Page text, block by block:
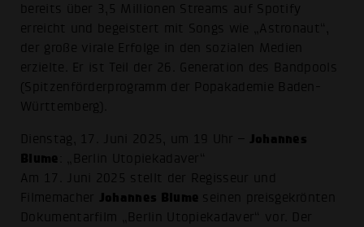
bereits über 3,5 Millionen Streams auf Spotify
erreicht und begeistert mit Songs wie „Astronaut“,
der große virale Erfolge in den sozialen Medien
erzielte. Er ist Teil der 26. Generation des Bandpools
(Spitzenförderprogramm der Popakademie Baden-
Württemberg).
Dienstag, 17. Juni 2025, um 19 Uhr – Johannes
Blume
: „Berlin Utopiekadaver“
Am 17. Juni 2025 stellt der Regisseur und
Filmemacher Johannes Blume seinen preisgekrönten
Dokumentarfilm „Berlin Utopiekadaver“ vor. Der